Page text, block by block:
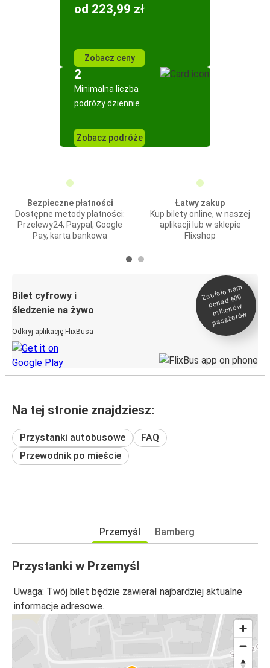
od 223,99 zł
Zobacz ceny
2
Minimalna liczba
podróży dziennie
Zobacz podróże
Bezpieczne płatności
Dostępne metody płatności:
Przelewy24, Paypal, Google
Pay, karta bankowa
Łatwy zakup
Kup bilety online, w naszej
aplikacji lub w sklepie
Flixshop
Bilet cyfrowy i
śledzenie na żywo
Odkryj aplikację FlixBusa
Zaufało na
m
ponad 500
milionó
w
pasażeró
w
Na tej stronie znajdziesz:
Przystanki autobusowe
FAQ
Przewodnik po mieście
Przemyśl Bamberg
Przystanki w Przemyśl
Uwaga: Twój bilet będzie zawierał najbardziej aktualne
informacje adresowe.